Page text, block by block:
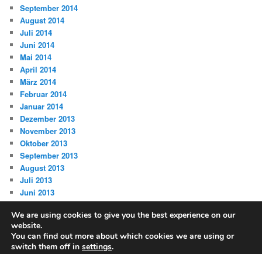
September 2014
August 2014
Juli 2014
Juni 2014
Mai 2014
April 2014
März 2014
Februar 2014
Januar 2014
Dezember 2013
November 2013
Oktober 2013
September 2013
August 2013
Juli 2013
Juni 2013
Datenschutz Stolz präsentiert von WordPress
We are using cookies to give you the best experience on our
website.
You can find out more about which cookies we are using or
switch them off in settings.